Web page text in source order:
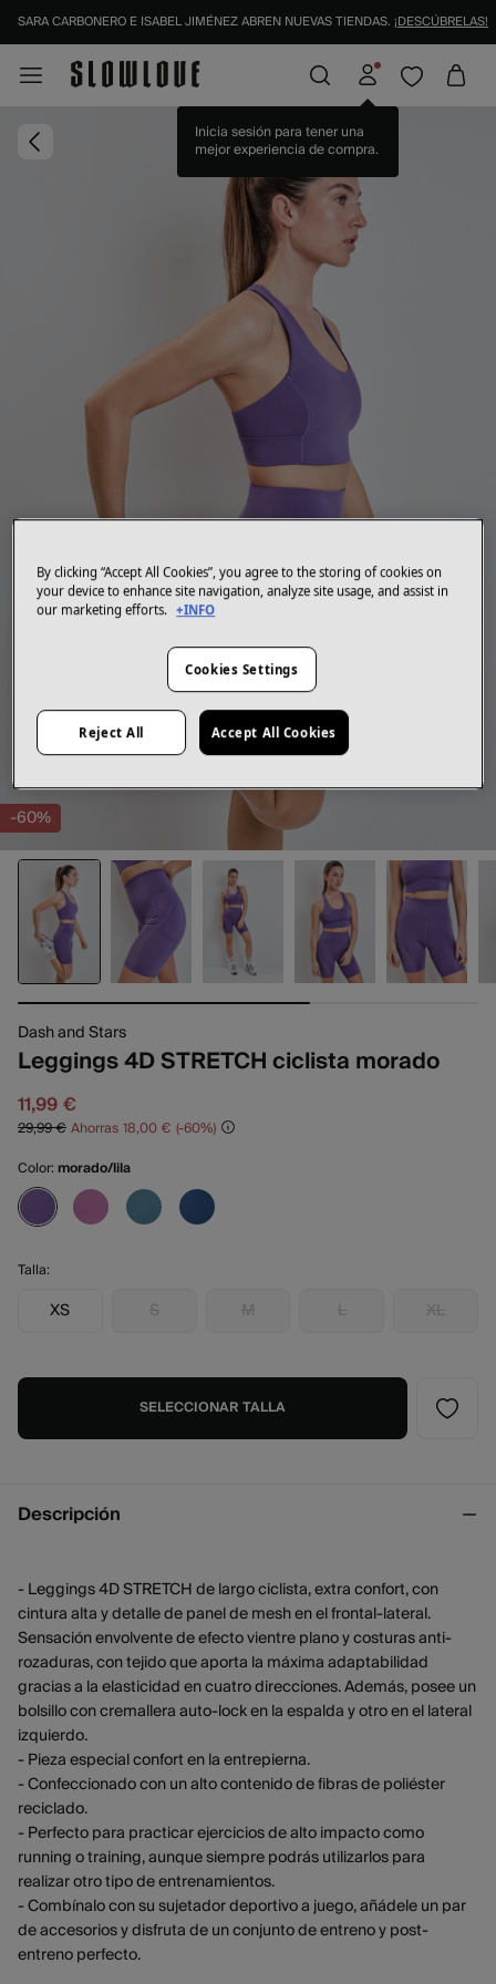
SARA CARBONERO E ISABEL JIMÉNEZ ABREN NUEVAS TIENDAS. ¡DESCÚBRELAS!
Inicia sesión para tener una
mejor experiencia de compra.
-60%
Dash and Stars
Leggings 4D STRETCH ciclista morado
11,99 €
29,99 €Ahorras18,00 € 60
Color: morado/lila
Talla:
XS S M L XL
SELECCIONAR TALLA
Descripción
- Leggings 4D STRETCH de largo ciclista, extra confort, con
cintura alta y detalle de panel de mesh en el frontal-lateral.
Sensación envolvente de efecto vientre plano y costuras anti-
rozaduras, con tejido que aporta la máxima adaptabilidad
gracias a la elasticidad en cuatro direcciones. Además, posee un
bolsillo con cremallera auto-lock en la espalda y otro en el lateral
izquierdo.
- Pieza especial confort en la entrepierna.
- Confeccionado con un alto contenido de fibras de poliéster
reciclado.
- Perfecto para practicar ejercicios de alto impacto como
running o training, aunque siempre podrás utilizarlos para
realizar otro tipo de entrenamientos.
- Combínalo con su sujetador deportivo a juego, añádele un par
de accesorios y disfruta de un conjunto de entreno y post-
entreno perfecto.
By clicking “Accept All Cookies”, you agree to the storing of cookies on
your device to enhance site navigation, analyze site usage, and assist in
our marketing efforts. +INFO
Cookies Settings
Reject All Accept All Cookies